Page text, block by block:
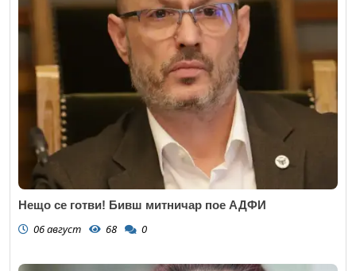
Нещо се готви! Бивш митничар пое АДФИ
06 август 68 0